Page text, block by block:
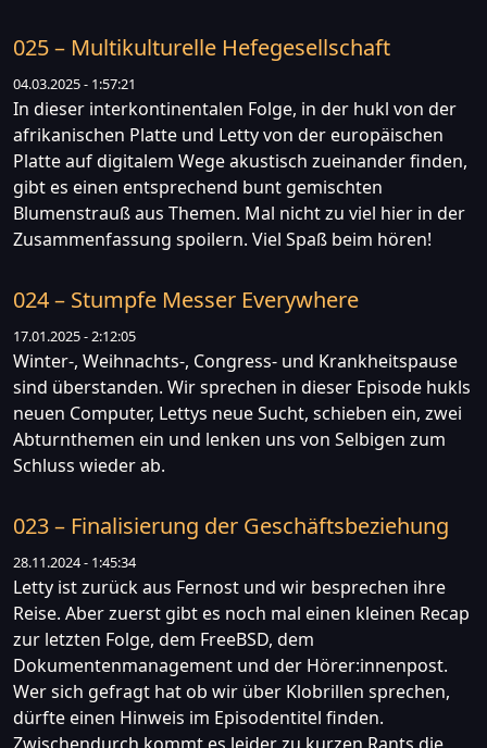
025 – Multikulturelle Hefegesellschaft
04.03.2025 - 1:57:21
In dieser interkontinentalen Folge, in der hukl von der
afrikanischen Platte und Letty von der europäischen
Platte auf digitalem Wege akustisch zueinander finden,
gibt es einen entsprechend bunt gemischten
Blumenstrauß aus Themen. Mal nicht zu viel hier in der
Zusammenfassung spoilern. Viel Spaß beim hören!
024 – Stumpfe Messer Everywhere
17.01.2025 - 2:12:05
Winter-, Weihnachts-, Congress- und Krankheitspause
sind überstanden. Wir sprechen in dieser Episode hukls
neuen Computer, Lettys neue Sucht, schieben ein, zwei
Abturnthemen ein und lenken uns von Selbigen zum
Schluss wieder ab.
023 – Finalisierung der Geschäftsbeziehung
28.11.2024 - 1:45:34
Letty ist zurück aus Fernost und wir besprechen ihre
Reise. Aber zuerst gibt es noch mal einen kleinen Recap
zur letzten Folge, dem FreeBSD, dem
Dokumentenmanagement und der Hörer:innenpost.
Wer sich gefragt hat ob wir über Klobrillen sprechen,
dürfte einen Hinweis im Episodentitel finden.